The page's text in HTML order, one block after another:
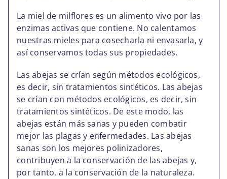
La miel de milflores es un alimento vivo por las
enzimas activas que contiene. No calentamos
nuestras mieles para cosecharla ni envasarla, y
así conservamos todas sus propiedades.
Las abejas se crían según métodos ecológicos,
es decir, sin tratamientos sintéticos. Las abejas
se crían con métodos ecológicos, es decir, sin
tratamientos sintéticos. De este modo, las
abejas están más sanas y pueden combatir
mejor las plagas y enfermedades. Las abejas
sanas son los mejores polinizadores,
contribuyen a la conservación de las abejas y,
por tanto, a la conservación de la naturaleza.